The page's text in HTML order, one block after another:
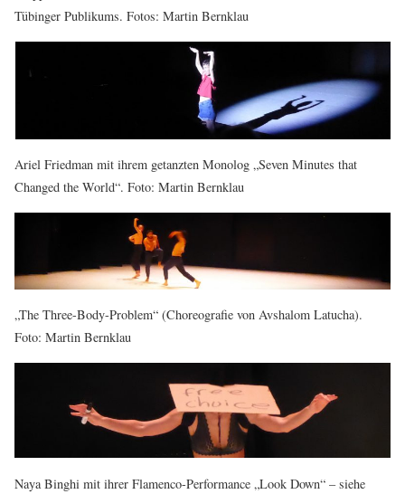
Tübinger Publikums. Fotos: Martin Bernklau
Ariel Friedman mit ihrem getanzten Monolog „Seven Minutes that
Changed the World“. Foto: Martin Bernklau
„The Three-Body-Problem“ (Choreografie von Avshalom Latucha).
Foto: Martin Bernklau
Naya Binghi mit ihrer Flamenco-Performance „Look Down“ – siehe